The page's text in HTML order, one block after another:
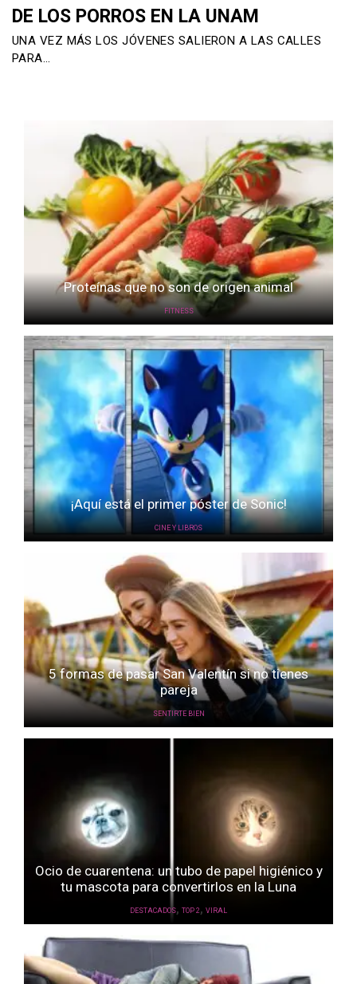
DE LOS PORROS EN LA UNAM
UNA VEZ MÁS LOS JÓVENES SALIERON A LAS CALLES
PARA…
Proteínas que no son de origen animal
FITNESS
¡Aquí está el primer póster de Sonic!
CINE Y LIBROS
5 formas de pasar San Valentín si no tienes
pareja
SENTIRTE BIEN
Ocio de cuarentena: un tubo de papel higiénico y
tu mascota para convertirlos en la Luna
DESTACADOS, TOP 2 , VIRAL